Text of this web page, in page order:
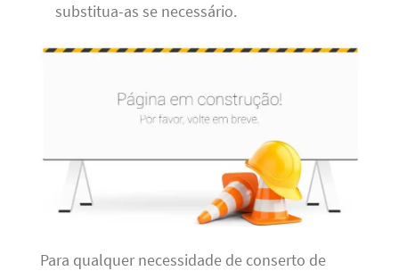
substitua-as se necessário.
Para qualquer necessidade de conserto de